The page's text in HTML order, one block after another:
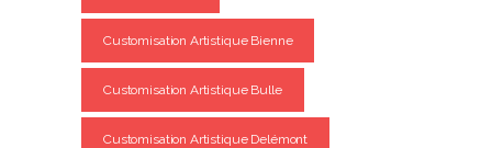
Customisation Artistique Bienne
Customisation Artistique Bulle
Customisation Artistique Delémont